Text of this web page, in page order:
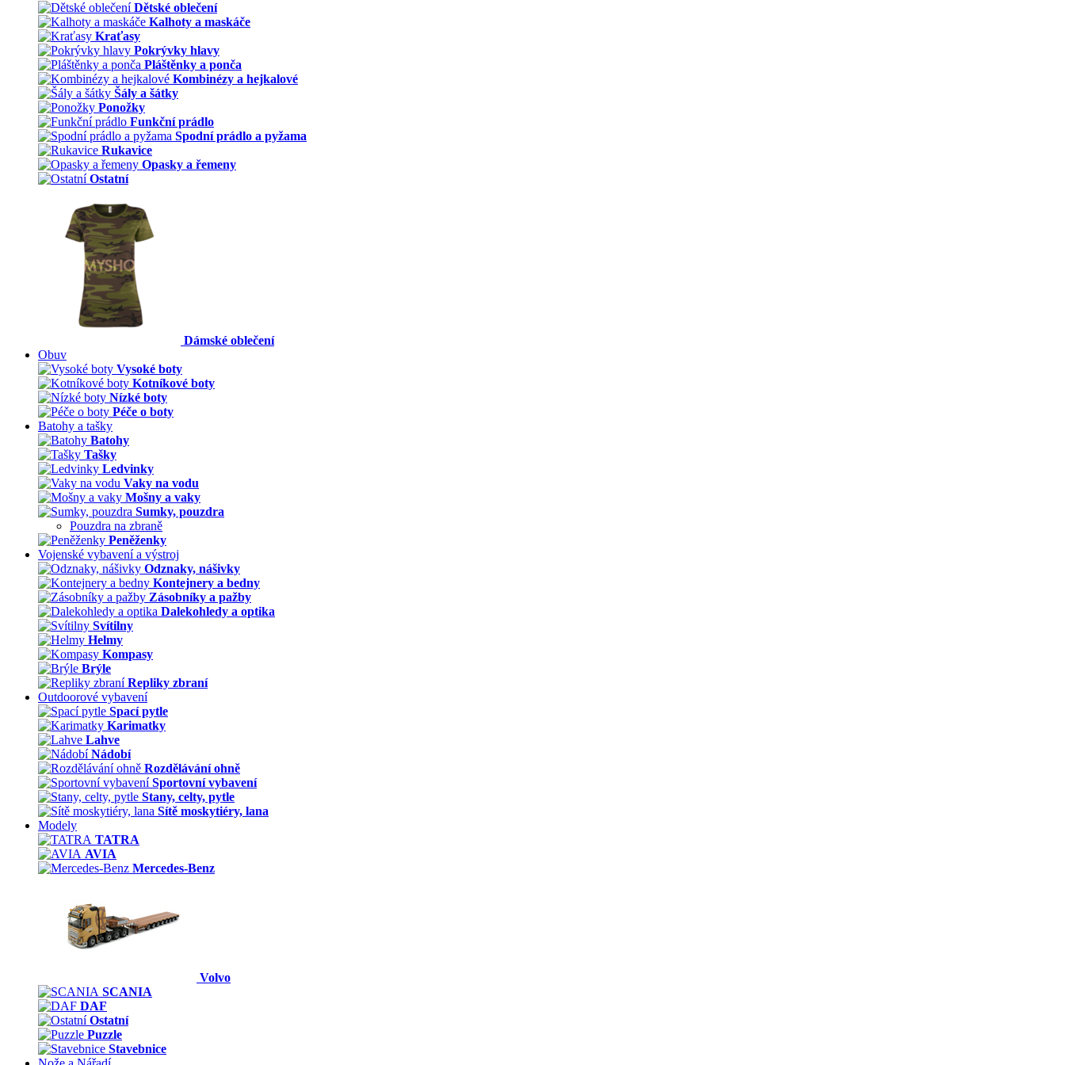
Dětské oblečení
Kalhoty a maskáče
Kraťasy
Pokrývky hlavy
Pláštěnky a ponča
Kombinézy a hejkalové
Šály a šátky
Ponožky
Funkční prádlo
Spodní prádlo a pyžama
Rukavice
Opasky a řemeny
Ostatní
Dámské oblečení
Obuv
Vysoké boty
Kotníkové boty
Nízké boty
Péče o boty
Batohy a tašky
Batohy
Tašky
Ledvinky
Vaky na vodu
Mošny a vaky
Sumky, pouzdra
Pouzdra na zbraně
Peněženky
Vojenské vybavení a výstroj
Odznaky, nášivky
Kontejnery a bedny
Zásobníky a pažby
Dalekohledy a optika
Svítilny
Helmy
Kompasy
Brýle
Repliky zbraní
Outdoorové vybavení
Spací pytle
Karimatky
Lahve
Nádobí
Rozdělávání ohně
Sportovní vybavení
Stany, celty, pytle
Sítě moskytiéry, lana
Modely
TATRA
AVIA
Mercedes-Benz
Volvo
SCANIA
DAF
Ostatní
Puzzle
Stavebnice